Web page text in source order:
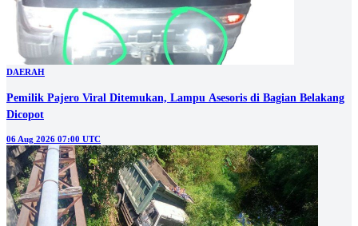
DAERAH
Pemilik Pajero Viral Ditemukan, Lampu Asesoris di Bagian Belakang
Dicopot
06 Aug 2026 07:00 UTC